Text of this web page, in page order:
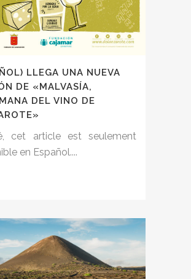
LLEGA UNA NUEVA
DE «MALVASÍA,
DEL VINO DE
cet article est seulement
en Español....